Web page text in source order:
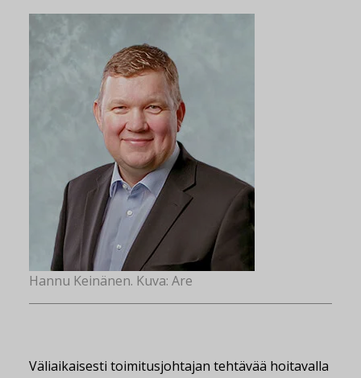
Hannu Keinänen. Kuva: Are
Väliaikaisesti toimitusjohtajan tehtävää hoitavalla